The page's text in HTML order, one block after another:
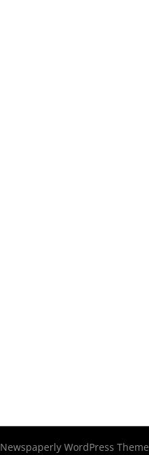
Newspaperly WordPress Theme